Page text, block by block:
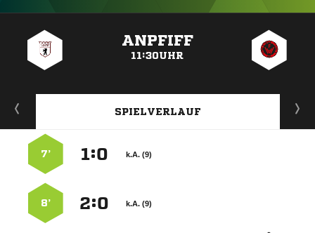
ANPFIFF
11:30UHR
SPIELVERLAUF
k.A. (9)
:
7’
k.A. (9)
:
8’